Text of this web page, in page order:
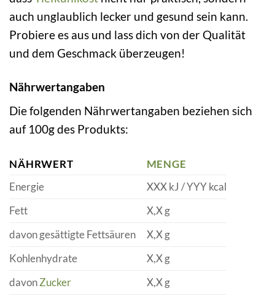
auch unglaublich lecker und gesund sein kann.
Probiere es aus und lass dich von der Qualität
und dem Geschmack überzeugen!
Nährwertangaben
Die folgenden Nährwertangaben beziehen sich
auf 100g des Produkts:
NÄHRWERT
MENGE
Energie
XXX kJ / YYY kcal
Fett
X,X g
davon gesättigte Fettsäuren
X,X g
Kohlenhydrate
X,X g
davonZucker
X,X g